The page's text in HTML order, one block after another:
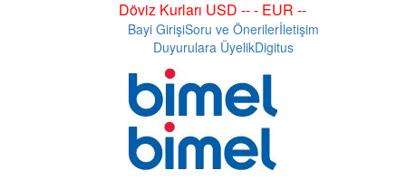
Döviz Kurları USD -- - EUR --
Bayi GirişiSoru ve Önerilerİletişim
Duyurulara ÜyelikDigitus